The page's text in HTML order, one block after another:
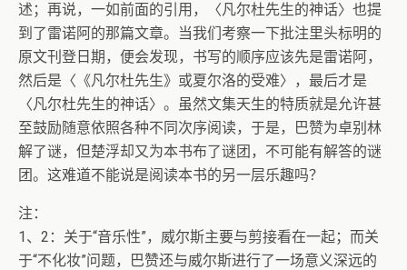
述；再说，一如前面的引用，〈凡尔杜先生的神话〉也提
到了雷诺阿的那篇文章。当我们考察一下批注里头标明的
原文刊登日期，便会发现，书写的顺序应该先是雷诺阿，
然后是〈《凡尔杜先生》或夏尔洛的受难〉，最后才是
〈凡尔杜先生的神话〉。虽然文集天生的特质就是允许甚
至鼓励随意依照各种不同次序阅读，于是，巴赞为卓别林
解了谜，但楚浮却又为本书布了谜团，不可能有解答的谜
团。这难道不能说是阅读本书的另一层乐趣吗？
注：
1、2：关于“音乐性”，威尔斯主要与剪接看在一起；而关
于“不化妆”问题，巴赞还与威尔斯进行了一场意义深远的